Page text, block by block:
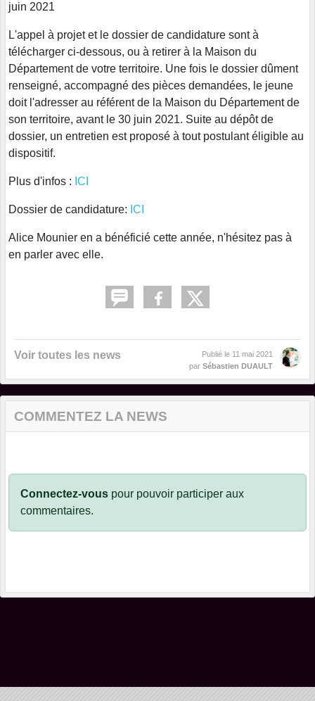
juin 2021
L'appel à projet et le dossier de candidature sont à
télécharger ci-dessous, ou à retirer à la Maison du
Département de votre territoire. Une fois le dossier dûment
renseigné, accompagné des pièces demandées, le jeune
doit l'adresser au référent de la Maison du Département de
son territoire, avant le 30 juin 2021. Suite au dépôt de
dossier, un entretien est proposé à tout postulant éligible au
dispositif.
Plus d'infos : ICI
Dossier de candidature: ICI
Alice Mounier en a bénéficié cette année, n'hésitez pas à
en parler avec elle.
Voir toutes les news Publié le 11 mai 2021
par Sébastien DUAULT
COMMENTEZ LA NEWS
Connectez-vous pour pouvoir participer aux
commentaires.